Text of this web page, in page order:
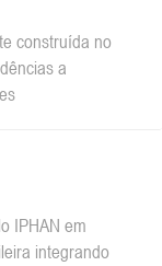
construída no
a
IPHAN em
integrando